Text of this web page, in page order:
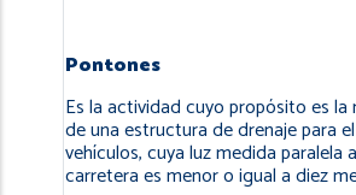
Pontones
Es la actividad cuyo propósito es la
de una estructura de drenaje para
vehículos, cuya luz medida paralela
carretera es menor o igual a diez